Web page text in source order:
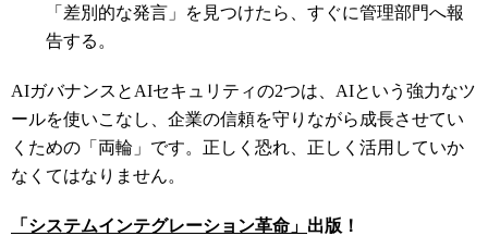
「差別的な発言」を見つけたら、すぐに管理部門へ報
告する。
AIガバナンスとAIセキュリティの2つは、AIという強力なツ
ールを使いこなし、企業の信頼を守りながら成長させてい
くための「両輪」です。正しく恐れ、正しく活用していか
なくてはなりません。
「システムインテグレーション革命」 出版！